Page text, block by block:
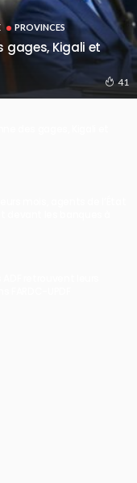
PROVINCES
gages, Kigali et
41